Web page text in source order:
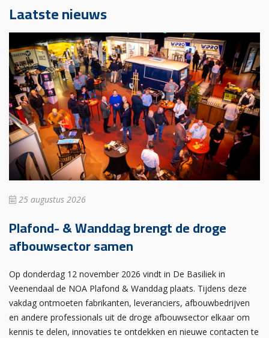
Laatste nieuws
25 augustus 2026
Plafond- & Wanddag brengt de droge
afbouwsector samen
Op donderdag 12 november 2026 vindt in De Basiliek in
Veenendaal de NOA Plafond & Wanddag plaats. Tijdens deze
vakdag ontmoeten fabrikanten, leveranciers, afbouwbedrijven
en andere professionals uit de droge afbouwsector elkaar om
kennis te delen, innovaties te ontdekken en nieuwe contacten te